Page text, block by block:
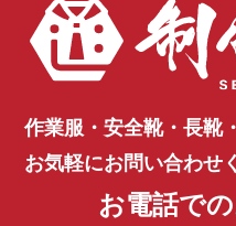
作業服・安全靴・長靴
お気軽にお問い合わせ
お電話で